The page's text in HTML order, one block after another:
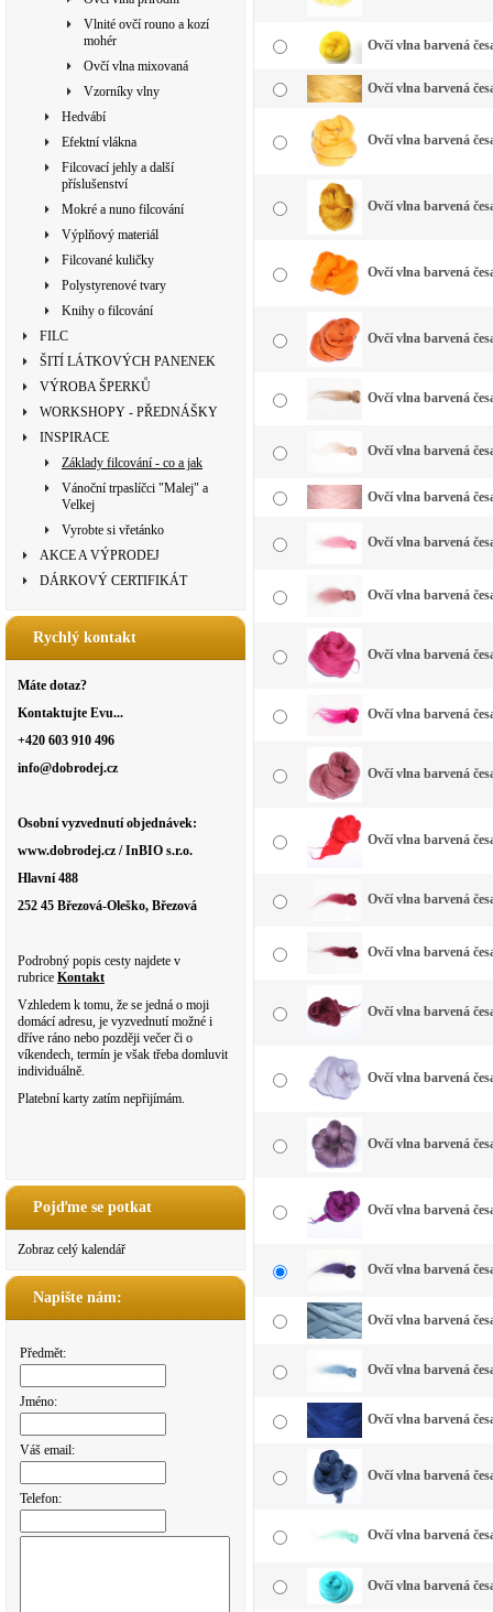
Vlnité ovčí rouno a kozí
mohér
Ovčí vlna mixovaná
Vzorníky vlny
Hedvábí
Efektní vlákna
Filcovací jehly a další
příslušenství
Mokré a nuno filcování
Výplňový materiál
Filcované kuličky
Polystyrenové tvary
Knihy o filcování
FILC
ŠITÍ LÁTKOVÝCH PANENEK
VÝROBA ŠPERKŮ
WORKSHOPY - PŘEDNÁŠKY
INSPIRACE
Základy filcování - co a jak
Vánoční trpaslíčci "Malej" a
Velkej
Vyrobte si vřetánko
AKCE A VÝPRODEJ
DÁRKOVÝ CERTIFIKÁT
Rychlý kontakt
Máte dotaz?
Kontaktujte Evu...
+420 603 910 496
info@dobrodej.cz
Osobní vyzvednutí objednávek:
www.dobrodej.cz / InBIO s.r.o.
Hlavní 488
252 45 Březová-Oleško, Březová
Podrobný popis cesty najdete v
rubrice Kontakt
Vzhledem k tomu, že se jedná o moji
domácí adresu, je vyzvednutí možné i
dříve ráno nebo později večer či o
víkendech, termín je však třeba domluvit
individuálně.
Platební karty zatím nepřijímám.
Pojďme se potkat
Zobraz celý kalendář
Napište nám:
Předmět:
Jméno:
Váš email:
Telefon:
Ovčí vlna barvená
Ovčí vlna barvená
Ovčí vlna barvená
Ovčí vlna barvená
Ovčí vlna barvená
Ovčí vlna barvená
Ovčí vlna barvená
Ovčí vlna barvená
Ovčí vlna barvená
Ovčí vlna barvená
Ovčí vlna barvená
Ovčí vlna barvená
Ovčí vlna barvená
Ovčí vlna barvená
Ovčí vlna barvená
Ovčí vlna barvená
Ovčí vlna barvená
Ovčí vlna barvená
Ovčí vlna barvená
Ovčí vlna barvená
Ovčí vlna barvená
Ovčí vlna barvená
Ovčí vlna barvená
Ovčí vlna barvená
Ovčí vlna barvená
Ovčí vlna barvená
Ovčí vlna barvená
Ovčí vlna barvená